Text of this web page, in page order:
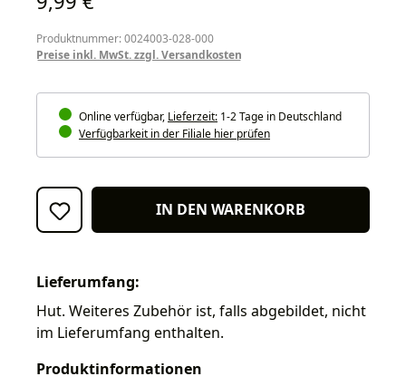
Produktnummer: 0024003-028-000
Preise inkl. MwSt. zzgl. Versandkosten
Online verfügbar, Lieferzeit: 1-2 Tage in Deutschland
Verfügbarkeit in der Filiale hier prüfen
IN DEN WARENKORB
Lieferumfang:
Hut. Weiteres Zubehör ist, falls abgebildet, nicht
im Lieferumfang enthalten.
Produktinformationen